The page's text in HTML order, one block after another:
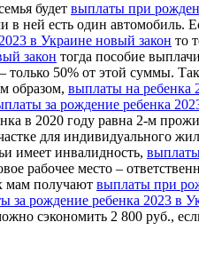
будет выплаты при
в ней есть один автомобиль.
в Украине новый закон то
закон тогда пособие
только 50% от этой суммы.
образом, выплаты на ребенка
за рождение ребенка
в 2020 году равна 2-м
для индивидуального
имеет инвалидность,
рабочее место –
мам получают выплаты при
за рождение ребенка 2023 в
сэкономить 2 800 руб.,